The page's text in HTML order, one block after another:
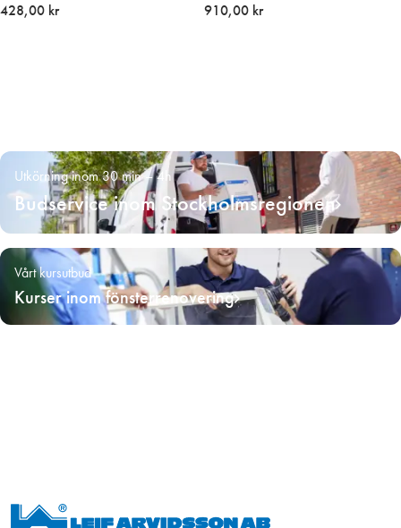
vändbart blad
428,00 kr
910,00 kr
Utkörning inom 30 min – 4h
Budservice inom Stockholmsregionen
Vårt kursutbud
Kurser inom fönsterrenovering